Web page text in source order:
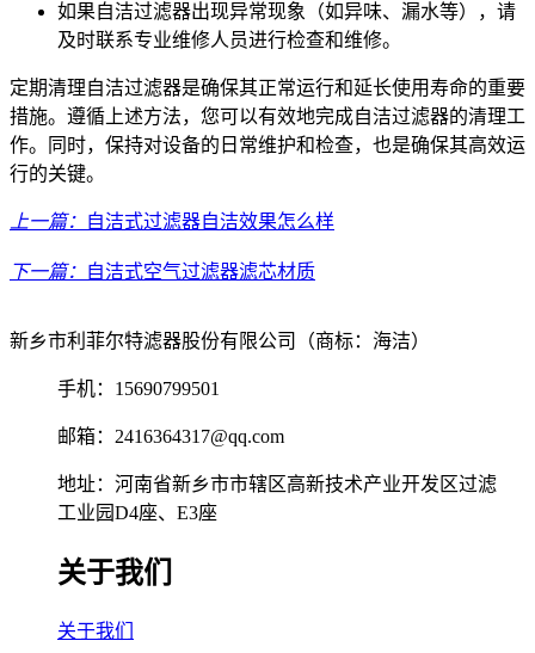
如果自洁过滤器出现异常现象（如异味、漏水等），请
及时联系专业维修人员进行检查和维修。
定期清理自洁过滤器是确保其正常运行和延长使用寿命的重要
措施。遵循上述方法，您可以有效地完成自洁过滤器的清理工
作。同时，保持对设备的日常维护和检查，也是确保其高效运
行的关键。
上一篇： 自洁式过滤器自洁效果怎么样
下一篇： 自洁式空气过滤器滤芯材质
新乡市利菲尔特滤器股份有限公司（商标：海洁）
手机：15690799501
邮箱：2416364317@qq.com
地址：河南省新乡市市辖区高新技术产业开发区过滤
工业园D4座、E3座
关于我们
关于我们